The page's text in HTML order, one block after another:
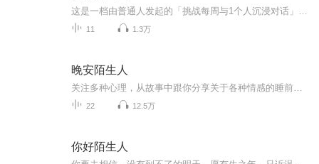
11 1.3万
晚安陌生人
22 12.5万
你好陌生人